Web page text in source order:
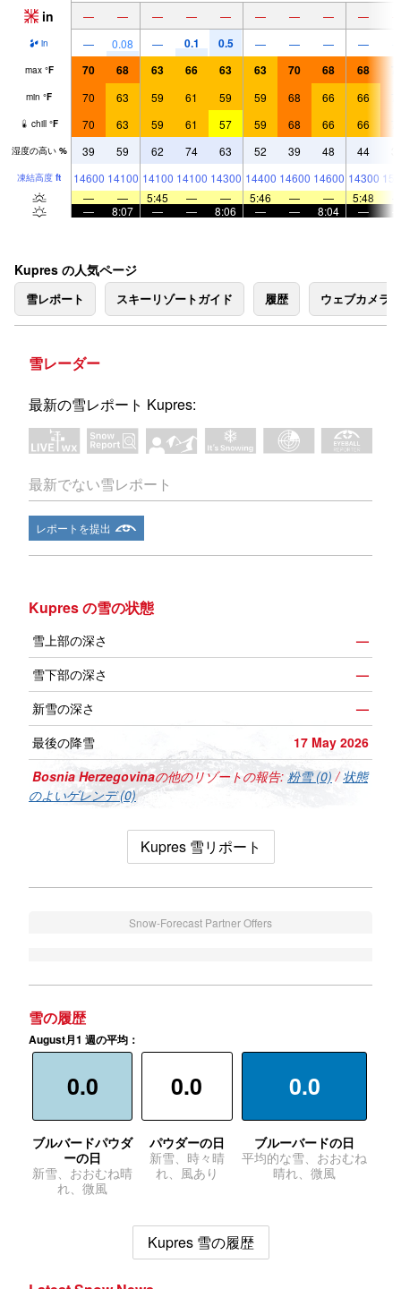
in — — — — — — — — —
in — 0.08 — 0.1 0.5 — — — —
max °F 70 68 63 66 63 63 70 68 68
min °F 70 63 59 61 59 59 68 66 66
chill °F 70 63 59 61 57 59 68 66 66
湿度の高い % 39 59 62 74 63 52 39 48 44
凍結高度 ft 14600 14100 14100 14100 14300 14400 14600 14600 14300
—
— 5:45 — — 5:46 — — 5:48
—
8:07 — — 8:06 — — 8:04 —
Kupres の人気ページ
雪レポート スキーリゾートガイド 履歴 ウェブカメラ
雪レーダー
最新の雪レポート Kupres:
最新でない雪レポート
レポートを提出
Kupres の雪の状態
雪上部の深さ
—
雪下部の深さ
—
新雪の深さ
—
最後の降雪
17 May 2026
Bosnia Herzegovinaの他のリゾートの報告: 粉雪 (0) /状態
のよいゲレンデ (0)
Kupres 雪リポート
Snow-Forecast Partner Offers
雪の履歴
August月1 週の平均：
0.0
ブルバードパウダ
ーの日
新雪、おおむね晴
れ、微風
0.0
パウダーの日
新雪、時々晴
れ、風あり
0.0
ブルーバードの日
平均的な雪、おおむね
晴れ、微風
Kupres 雪の履歴